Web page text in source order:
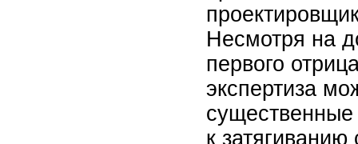
Несмотря на
первого
экспертиза
к затягиванию